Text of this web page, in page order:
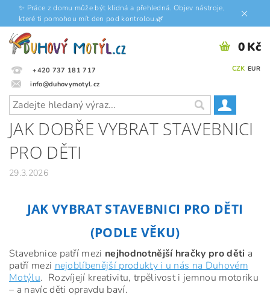
✨ Práce z domu může být klidná a přehledná. Objev nástroje,
které ti pomohou mít den pod kontrolou.🌿
+420 737 181 717
info@duhovymotyl.cz
CZK EUR
0 Kč
JAK DOBŘE VYBRAT STAVEBNICI
PRO DĚTI
29.3.2026
JAK VYBRAT STAVEBNICI PRO DĚTI
(PODLE VĚKU)
Stavebnice patří mezi nejhodnotnější hračky pro děti a
patří mezi nejoblíbenější produkty i u nás na Duhovém
Motýlu. Rozvíjejí kreativitu, trpělivost i jemnou motoriku
– a navíc děti opravdu baví.